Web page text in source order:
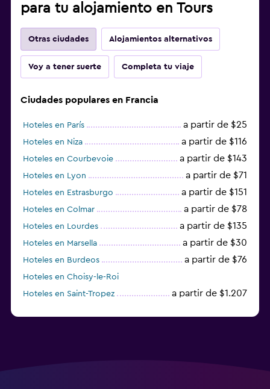
para tu alojamiento en Tours
Otras ciudades Alojamientos alternativos
Voy a tener suerte Completa tu viaje
Ciudades populares en Francia
Hoteles en París a partir de $25
Hoteles en Niza a partir de $116
Hoteles en Courbevoie a partir de $143
Hoteles en Lyon a partir de $71
Hoteles en Estrasburgo a partir de $151
Hoteles en Colmar a partir de $78
Hoteles en Lourdes a partir de $135
Hoteles en Marsella a partir de $30
Hoteles en Burdeos a partir de $76
Hoteles en Choisy-le-Roi
Hoteles en Saint-Tropez
a partir de $1.207